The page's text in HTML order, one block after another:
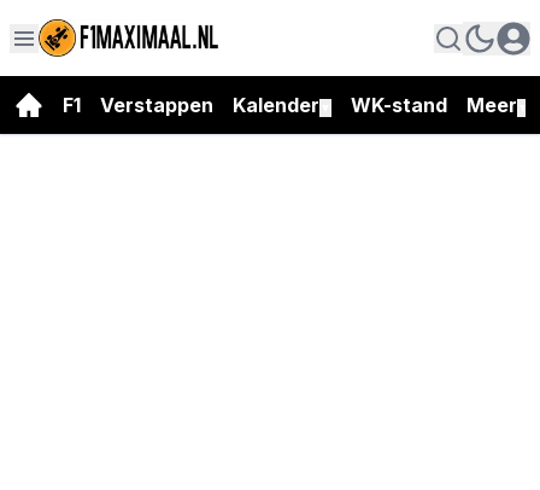
F1 Verstappen Kalender WK-stand Meer